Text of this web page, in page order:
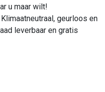
u maar wilt!
geurloos en
leverbaar en gratis